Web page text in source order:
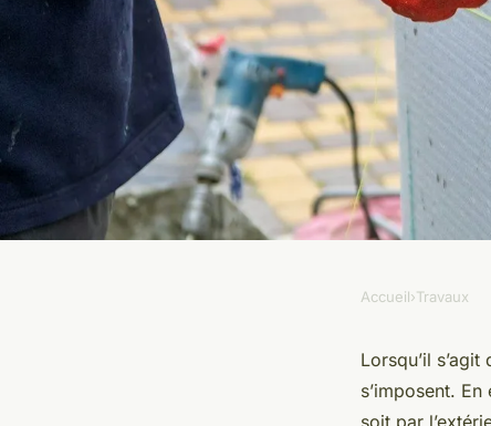
Isolation par
Accueil›Travaux
Lorsqu’il
s’imposent.